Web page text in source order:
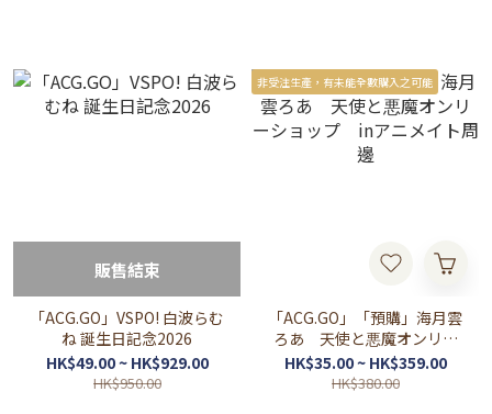
販售結束
「ACG.GO」VSPO! 白波らむ
ね 誕生日記念2026
HK$49.00 ~ HK$929.00
HK$950.00
非受注生產，有未能全數購入之可能
「ACG.GO」「預購」海月雲
ろあ 天使と悪魔オンリー
ショップ inアニメイト周
邊
HK$35.00 ~ HK$359.00
HK$380.00